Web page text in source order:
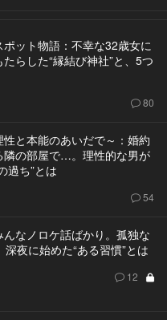
ット物語：不幸な32歳女に
らした“縁結び神社”と、5つ
80
と本能のあいだで～：婚約
隣の部屋で…。理性的な男が
過ち”とは
54
なノロケ話ばかり。孤独な
夜に始めた“ある習慣”とは
12